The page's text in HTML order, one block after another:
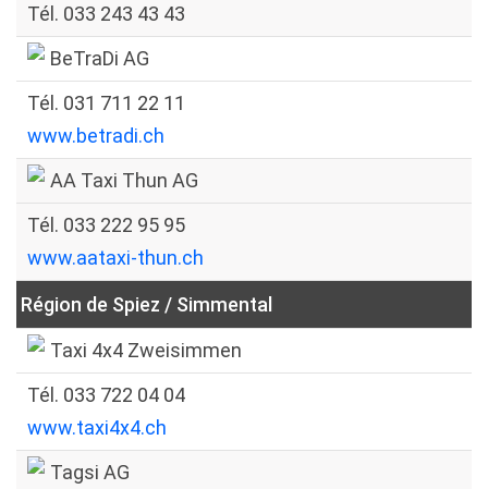
Tél. 033 243 43 43
BeTraDi AG
Tél. 031 711 22 11
www.betradi.ch
AA Taxi Thun AG
Tél. 033 222 95 95
www.aataxi-thun.ch
Région de Spiez / Simmental
Taxi 4x4 Zweisimmen
Tél. 033 722 04 04
www.taxi4x4.ch
Tagsi AG